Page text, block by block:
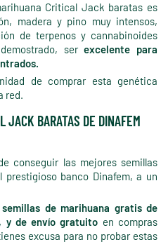
Critical Jack baratas es
madera y pino muy intensos,
de terpenos y cannabinoides
serexcelente para
de comprar esta genética
red.
JACK BARATAS DE DINAFEM
conseguir las mejores semillas
banco Dinafem, a un
semillas de marihuana gratis de
y de envío gratuito en compras
excusa para no probar estas